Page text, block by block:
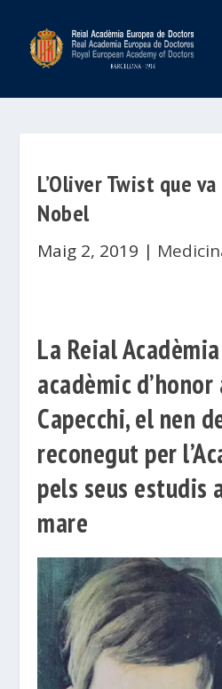
L’Oliver Twist que
Nobel
Maig 2, 2019 |
La Reial
acadèmic
Capecchi, el nen
reconegut per
pels seus estudis
mare